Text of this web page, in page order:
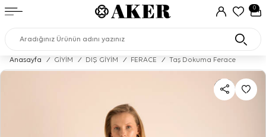
0
Anasayfa / GİYİM / DIŞ GİYİM / FERACE / Taş Dokuma Ferace